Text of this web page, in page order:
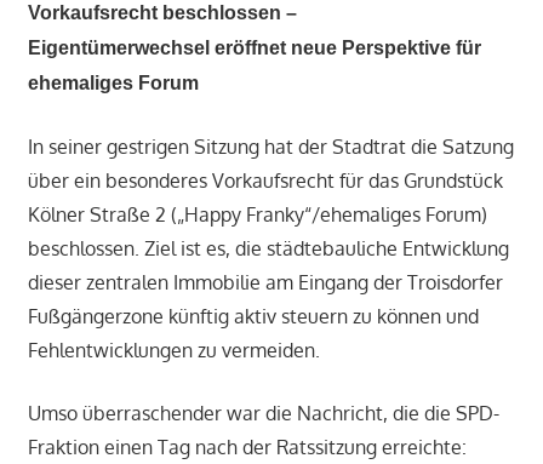
Vorkaufsrecht beschlossen –
Eigentümerwechsel eröffnet neue Perspektive für
ehemaliges Forum
In seiner gestrigen Sitzung hat der Stadtrat die Satzung
über ein besonderes Vorkaufsrecht für das Grundstück
Kölner Straße 2 („Happy Franky“/ehemaliges Forum)
beschlossen. Ziel ist es, die städtebauliche Entwicklung
dieser zentralen Immobilie am Eingang der Troisdorfer
Fußgängerzone künftig aktiv steuern zu können und
Fehlentwicklungen zu vermeiden.
Umso überraschender war die Nachricht, die die SPD-
Fraktion einen Tag nach der Ratssitzung erreichte: